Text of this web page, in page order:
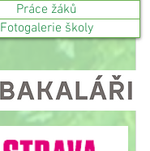
Práce žáků
Fotogalerie školy